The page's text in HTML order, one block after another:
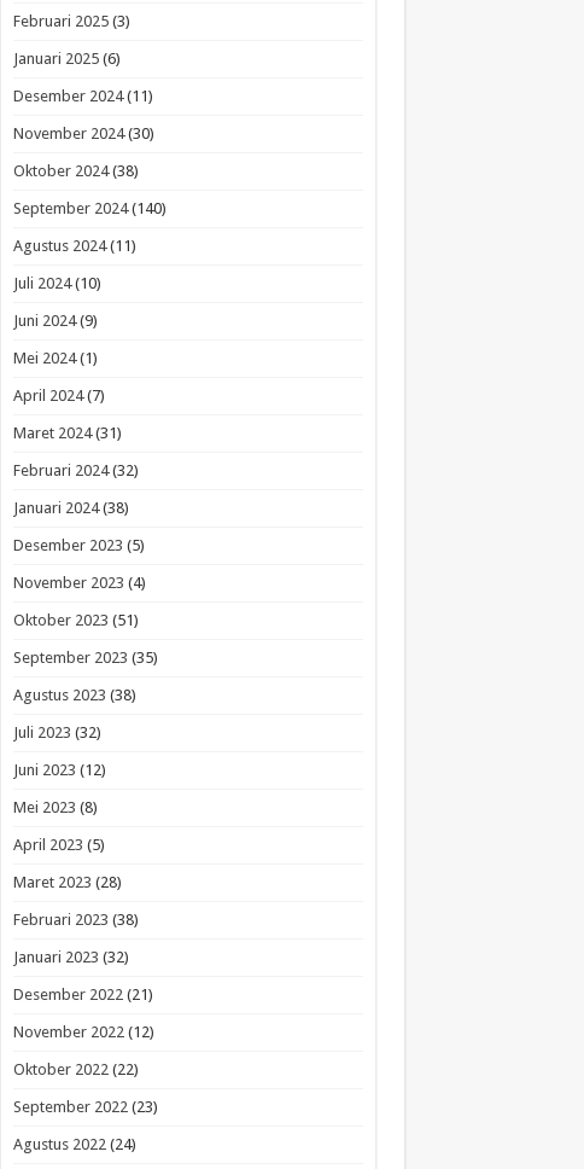
Februari 2025(3)
Januari 2025(6)
Desember 2024(11)
November 2024(30)
Oktober 2024(38)
September 2024(140)
Agustus 2024(11)
Juli 2024(10)
Juni 2024(9)
Mei 2024(1)
April 2024(7)
Maret 2024(31)
Februari 2024(32)
Januari 2024(38)
Desember 2023 (5)
November 2023 (4)
Oktober 2023 (51)
September 2023 (35)
Agustus 2023 (38)
Juli 2023 (32)
Juni 2023 (12)
Mei 2023 (8)
April 2023 (5)
Maret 2023 (28)
Februari 2023 (38)
Januari 2023 (32)
Desember 2022(21)
November 2022(12)
Oktober 2022(22)
September 2022(23)
Agustus 2022(24)